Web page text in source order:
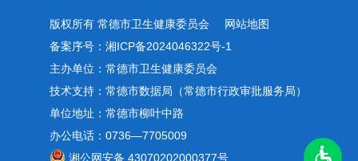
版权所有 常德市卫生健康委员会
网站地图
备案序号：湘ICP备2024046322号-1
主办单位：常德市卫生健康委员会
技术支持：常德市数据局（常德市行政审批服务局）
单位地址：常德市柳叶中路
办公电话：0736—7705009
湘公网安备 43070202000377号